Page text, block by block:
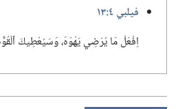
فيلبي ٤:‏١٣
اِفْعَلْ مَا يُرْضِي يَهْوَهَ،‏ وَسَيُعْطِيكَ